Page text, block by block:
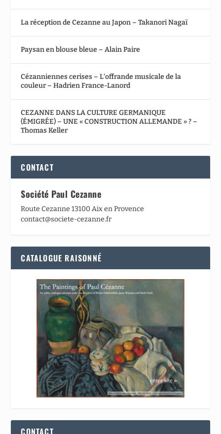
La réception de Cezanne au Japon – Takanori Nagaï
Paysan en blouse bleue – Alain Paire
Cézanniennes cerises – L’offrande musicale de la
couleur – Hadrien France-Lanord
CEZANNE DANS LA CULTURE GERMANIQUE
(ÉMIGRÉE) – UNE « CONSTRUCTION ALLEMANDE » ? –
Thomas Keller
CONTACT
Société Paul Cezanne
Route Cezanne 13100 Aix en Provence
contact@societe-cezanne.fr
CATALOGUE RAISONNÉ
CONTACT